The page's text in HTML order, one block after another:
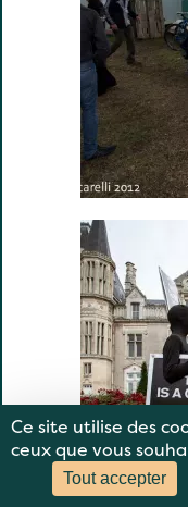
Ce site utilise des
ceux que vous
Tout accepter